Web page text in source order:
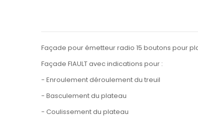
Façade pour émetteur radio 15 boutons pour
Façade FIAULT avec indications pour :
- Enroulement déroulement du treuil
- Basculement du plateau
- Coulissement du plateau